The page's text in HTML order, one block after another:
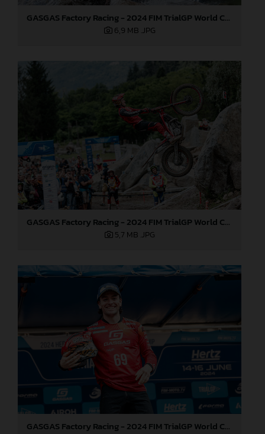
GASGAS Factory Racing - 2024 FIM TrialGP World Championship - Round 3, Italy
6,9 MB .JPG
GASGAS Factory Racing - 2024 FIM TrialGP World Championship - Round 3, Italy
5,7 MB .JPG
GASGAS Factory Racing - 2024 FIM TrialGP World Championship - Round 3, Italy